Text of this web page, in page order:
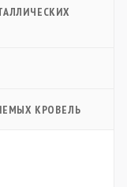
КРОВЕЛЬ